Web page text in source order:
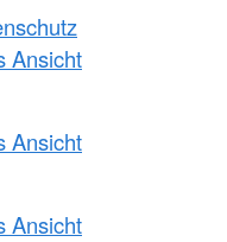
Ansicht
Ansicht
Ansicht